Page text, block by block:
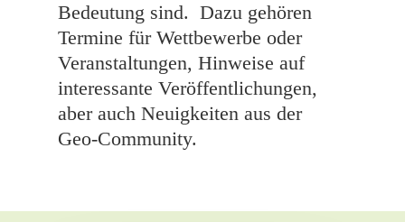
Bedeutung sind. Dazu gehören
Termine für Wettbewerbe oder
Veranstaltungen, Hinweise auf
interessante Veröffentlichungen,
aber auch Neuigkeiten aus der
Geo-Community.